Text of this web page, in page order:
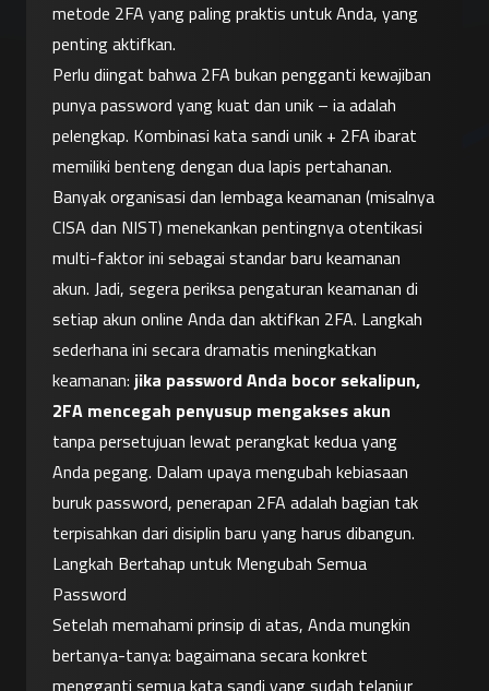
metode 2FA yang paling praktis untuk Anda, yang
penting aktifkan.
Perlu diingat bahwa 2FA bukan pengganti kewajiban
punya password yang kuat dan unik – ia adalah
pelengkap. Kombinasi kata sandi unik + 2FA ibarat
memiliki benteng dengan dua lapis pertahanan.
Banyak organisasi dan lembaga keamanan (misalnya
CISA dan NIST) menekankan pentingnya otentikasi
multi-faktor ini sebagai standar baru keamanan
akun. Jadi, segera periksa pengaturan keamanan di
setiap akun online Anda dan aktifkan 2FA. Langkah
sederhana ini secara dramatis meningkatkan
keamanan: jika password Anda bocor sekalipun,
2FA mencegah penyusup mengakses akun
tanpa persetujuan lewat perangkat kedua yang
Anda pegang. Dalam upaya mengubah kebiasaan
buruk password, penerapan 2FA adalah bagian tak
terpisahkan dari disiplin baru yang harus dibangun.
Langkah Bertahap untuk Mengubah Semua
Password
Setelah memahami prinsip di atas, Anda mungkin
bertanya-tanya: bagaimana secara konkret